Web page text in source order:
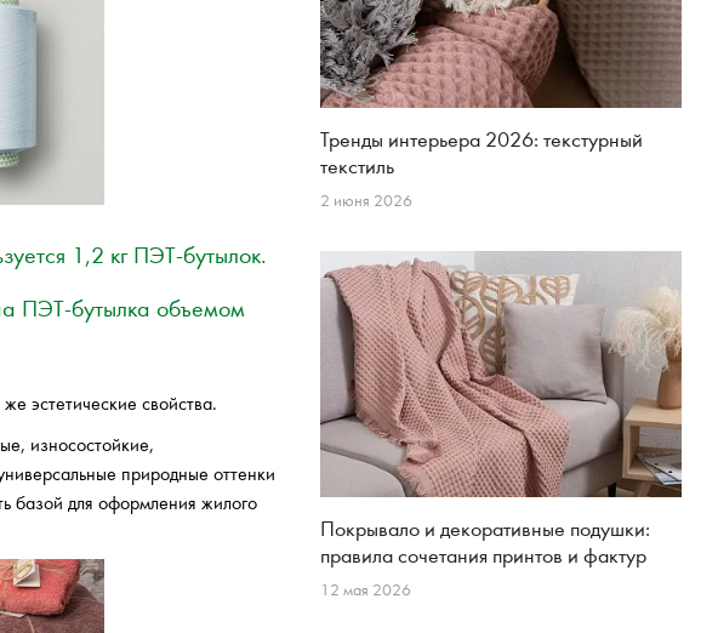
1,2 кг ПЭТ-бутылок.
ПЭТ-бутылка объемом
эстетические свойства.
износостойкие,
природные оттенки
базой для оформления жилого
Тренды интерьера 2026: текстурный
текстиль
2 июня 2026
Покрывало и декоративные подушки:
правила сочетания принтов и фактур
12 мая 2026